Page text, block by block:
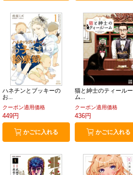
ハネチンとブッキーの
お...
クーポン適用価格
449円
かごに入れる
猫と紳士のティールー
ム...
クーポン適用価格
436円
かごに入れる